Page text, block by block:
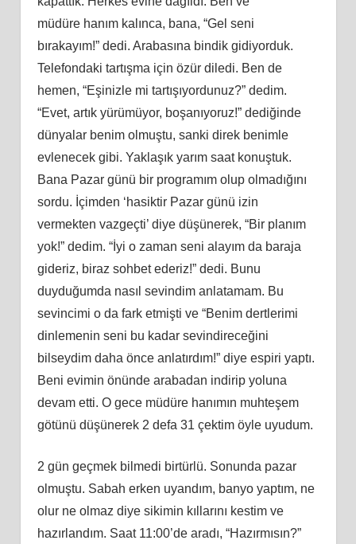
müdüre hanım kalınca, bana, “Gel seni
bırakayım!” dedi. Arabasına bindik gidiyorduk.
Telefondaki tartışma için özür diledi. Ben de
hemen, “Eşinizle mi tartışıyordunuz?” dedim.
“Evet, artık yürümüyor, boşanıyoruz!” dediğinde
dünyalar benim olmuştu, sanki direk benimle
evlenecek gibi. Yaklaşık yarım saat konuştuk.
Bana Pazar günü bir programım olup olmadığını
sordu. İ çimden ‘hasiktir Pazar günü izin
vermekten vazgeçti’ diye düşünerek, “Bir planım
yok!” dedim. “İyi o zaman seni alayım da baraja
gideriz, biraz sohbet ederiz!” dedi. Bunu
duyduğumda nasıl sevindimanlatamam. Bu
sevincimi o da fark etmişti ve “Benim dertlerimi
dinlemenin seni bu kadar sevindireceğini
bilseydim daha önce anlatırdım!” diye espiri yaptı.
Beni evimin önünde arabadan indirip yoluna
devam etti. O gece müdüre hanımın muhteşem
götünü düşünerek 2 defa 31 çektim öyle uyudum.
2 gün geçmek bilmedi birtürlü. Sonunda pazar
olmuştu. Sabah erken uyandım, banyo yaptım, ne
olur ne olmaz diye sikimin kıllarını kestim ve
hazırlandım. Saat 11:00’de aradı, “Hazırmısın?”